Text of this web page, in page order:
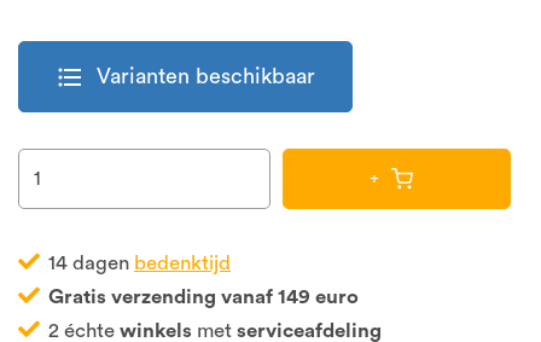
format_list_bulleted Varianten beschikbaar
+
14 dagen bedenktijd
Gratis verzending vanaf 149 euro
2 échte winkels met serviceafdeling